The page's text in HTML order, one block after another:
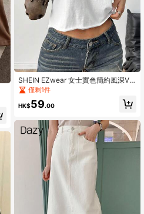
SHEIN EZwear 女士實色簡約風深V
領寬鬆背心
僅剩1件
HK$59.00